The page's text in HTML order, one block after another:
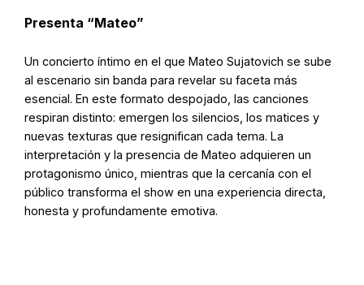
Presenta “Mateo”
Un concierto íntimo en el que Mateo Sujatovich se sube
al escenario sin banda para revelar su faceta más
esencial. En este formato despojado, las canciones
respiran distinto: emergen los silencios, los matices y
nuevas texturas que resignifican cada tema. La
interpretación y la presencia de Mateo adquieren un
protagonismo único, mientras que la cercanía con el
público transforma el show en una experiencia directa,
honesta y profundamente emotiva.